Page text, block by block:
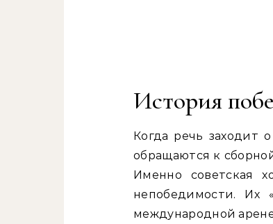
История
Когда речь заходит
обращаются к
Именно советская
непобедимости. Их
международной